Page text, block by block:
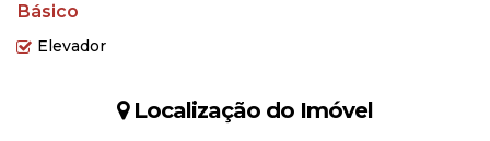
Básico
Elevador
Localização do Imóvel